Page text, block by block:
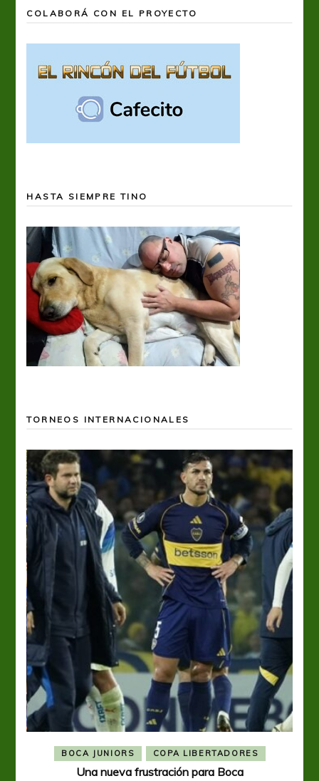
COLABORÁ CON EL PROYECTO
HASTA SIEMPRE TINO
TORNEOS INTERNACIONALES
BOCA JUNIORS COPA LIBERTADORES
Una nueva frustración para Boca